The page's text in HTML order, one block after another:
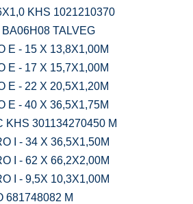
KHS 1021210370
TALVEG
E - 15 X 13,8X1,00M
E - 17 X 15,7X1,00M
E - 22 X 20,5X1,20M
E - 40 X 36,5X1,75M
KHS 301134270450 M
I - 34 X 36,5X1,50M
I - 62 X 66,2X2,00M
I - 9,5X 10,3X1,00M
681748082 M